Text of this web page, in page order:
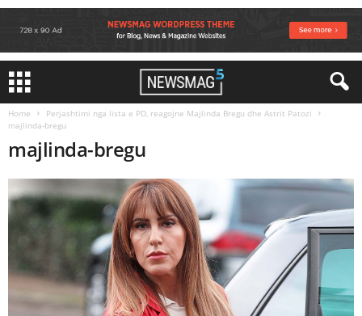
Home
Perjashtimi nga lista e PD, reagojne Majlinda Bregu dhe Astrit Patozi
majlinda-bregu
majlinda-bregu